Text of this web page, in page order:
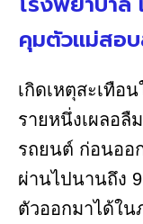
คุมตัวแม่สอ
เกิดเหตุสะเทือ
รายหนึ่งเผลอลื
รถยนต์ ก่อนออ
ผ่านไปนานถึง
ตัวออกมาได้ใน